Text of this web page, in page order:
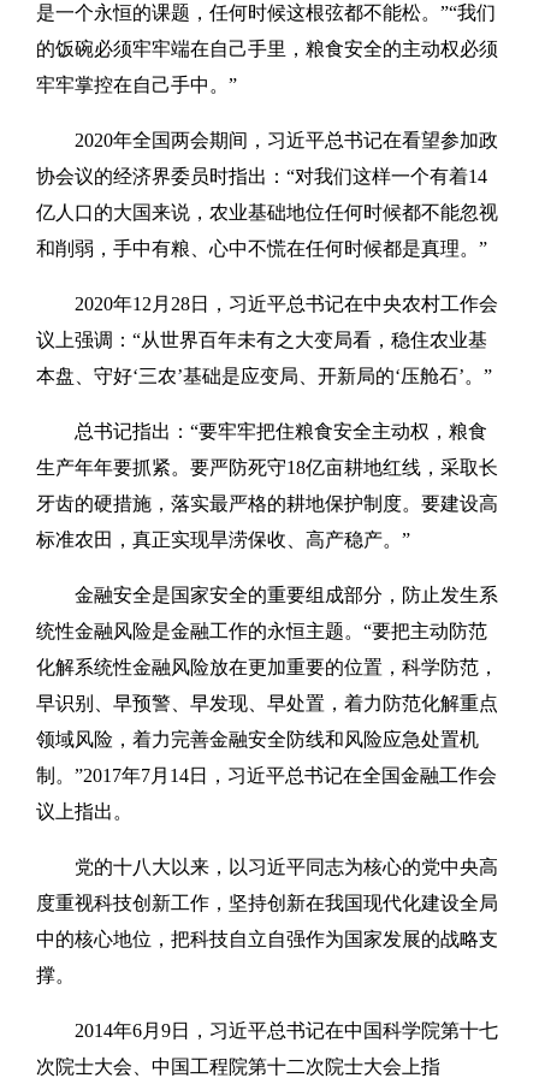
是一个永恒的课题，任何时候这根弦都不能松。”“我们
的饭碗必须牢牢端在自己手里，粮食安全的主动权必须
牢牢掌控在自己手中。”
2020年全国两会期间，习近平总书记在看望参加政
协会议的经济界委员时指出：“对我们这样一个有着14
亿人口的大国来说，农业基础地位任何时候都不能忽视
和削弱，手中有粮、心中不慌在任何时候都是真理。”
2020年12月28日，习近平总书记在中央农村工作会
议上强调：“从世界百年未有之大变局看，稳住农业基
本盘、守好‘三农’基础是应变局、开新局的‘压舱石’。”
总书记指出：“要牢牢把住粮食安全主动权，粮食
生产年年要抓紧。要严防死守18亿亩耕地红线，采取长
牙齿的硬措施，落实最严格的耕地保护制度。要建设高
标准农田，真正实现旱涝保收、高产稳产。”
金融安全是国家安全的重要组成部分，防止发生系
统性金融风险是金融工作的永恒主题。“要把主动防范
化解系统性金融风险放在更加重要的位置，科学防范，
早识别、早预警、早发现、早处置，着力防范化解重点
领域风险，着力完善金融安全防线和风险应急处置机
制。”2017年7月14日，习近平总书记在全国金融工作会
议上指出。
党的十八大以来，以习近平同志为核心的党中央高
度重视科技创新工作，坚持创新在我国现代化建设全局
中的核心地位，把科技自立自强作为国家发展的战略支
撑。
2014年6月9日，习近平总书记在中国科学院第十七
次院士大会、中国工程院第十二次院士大会上指